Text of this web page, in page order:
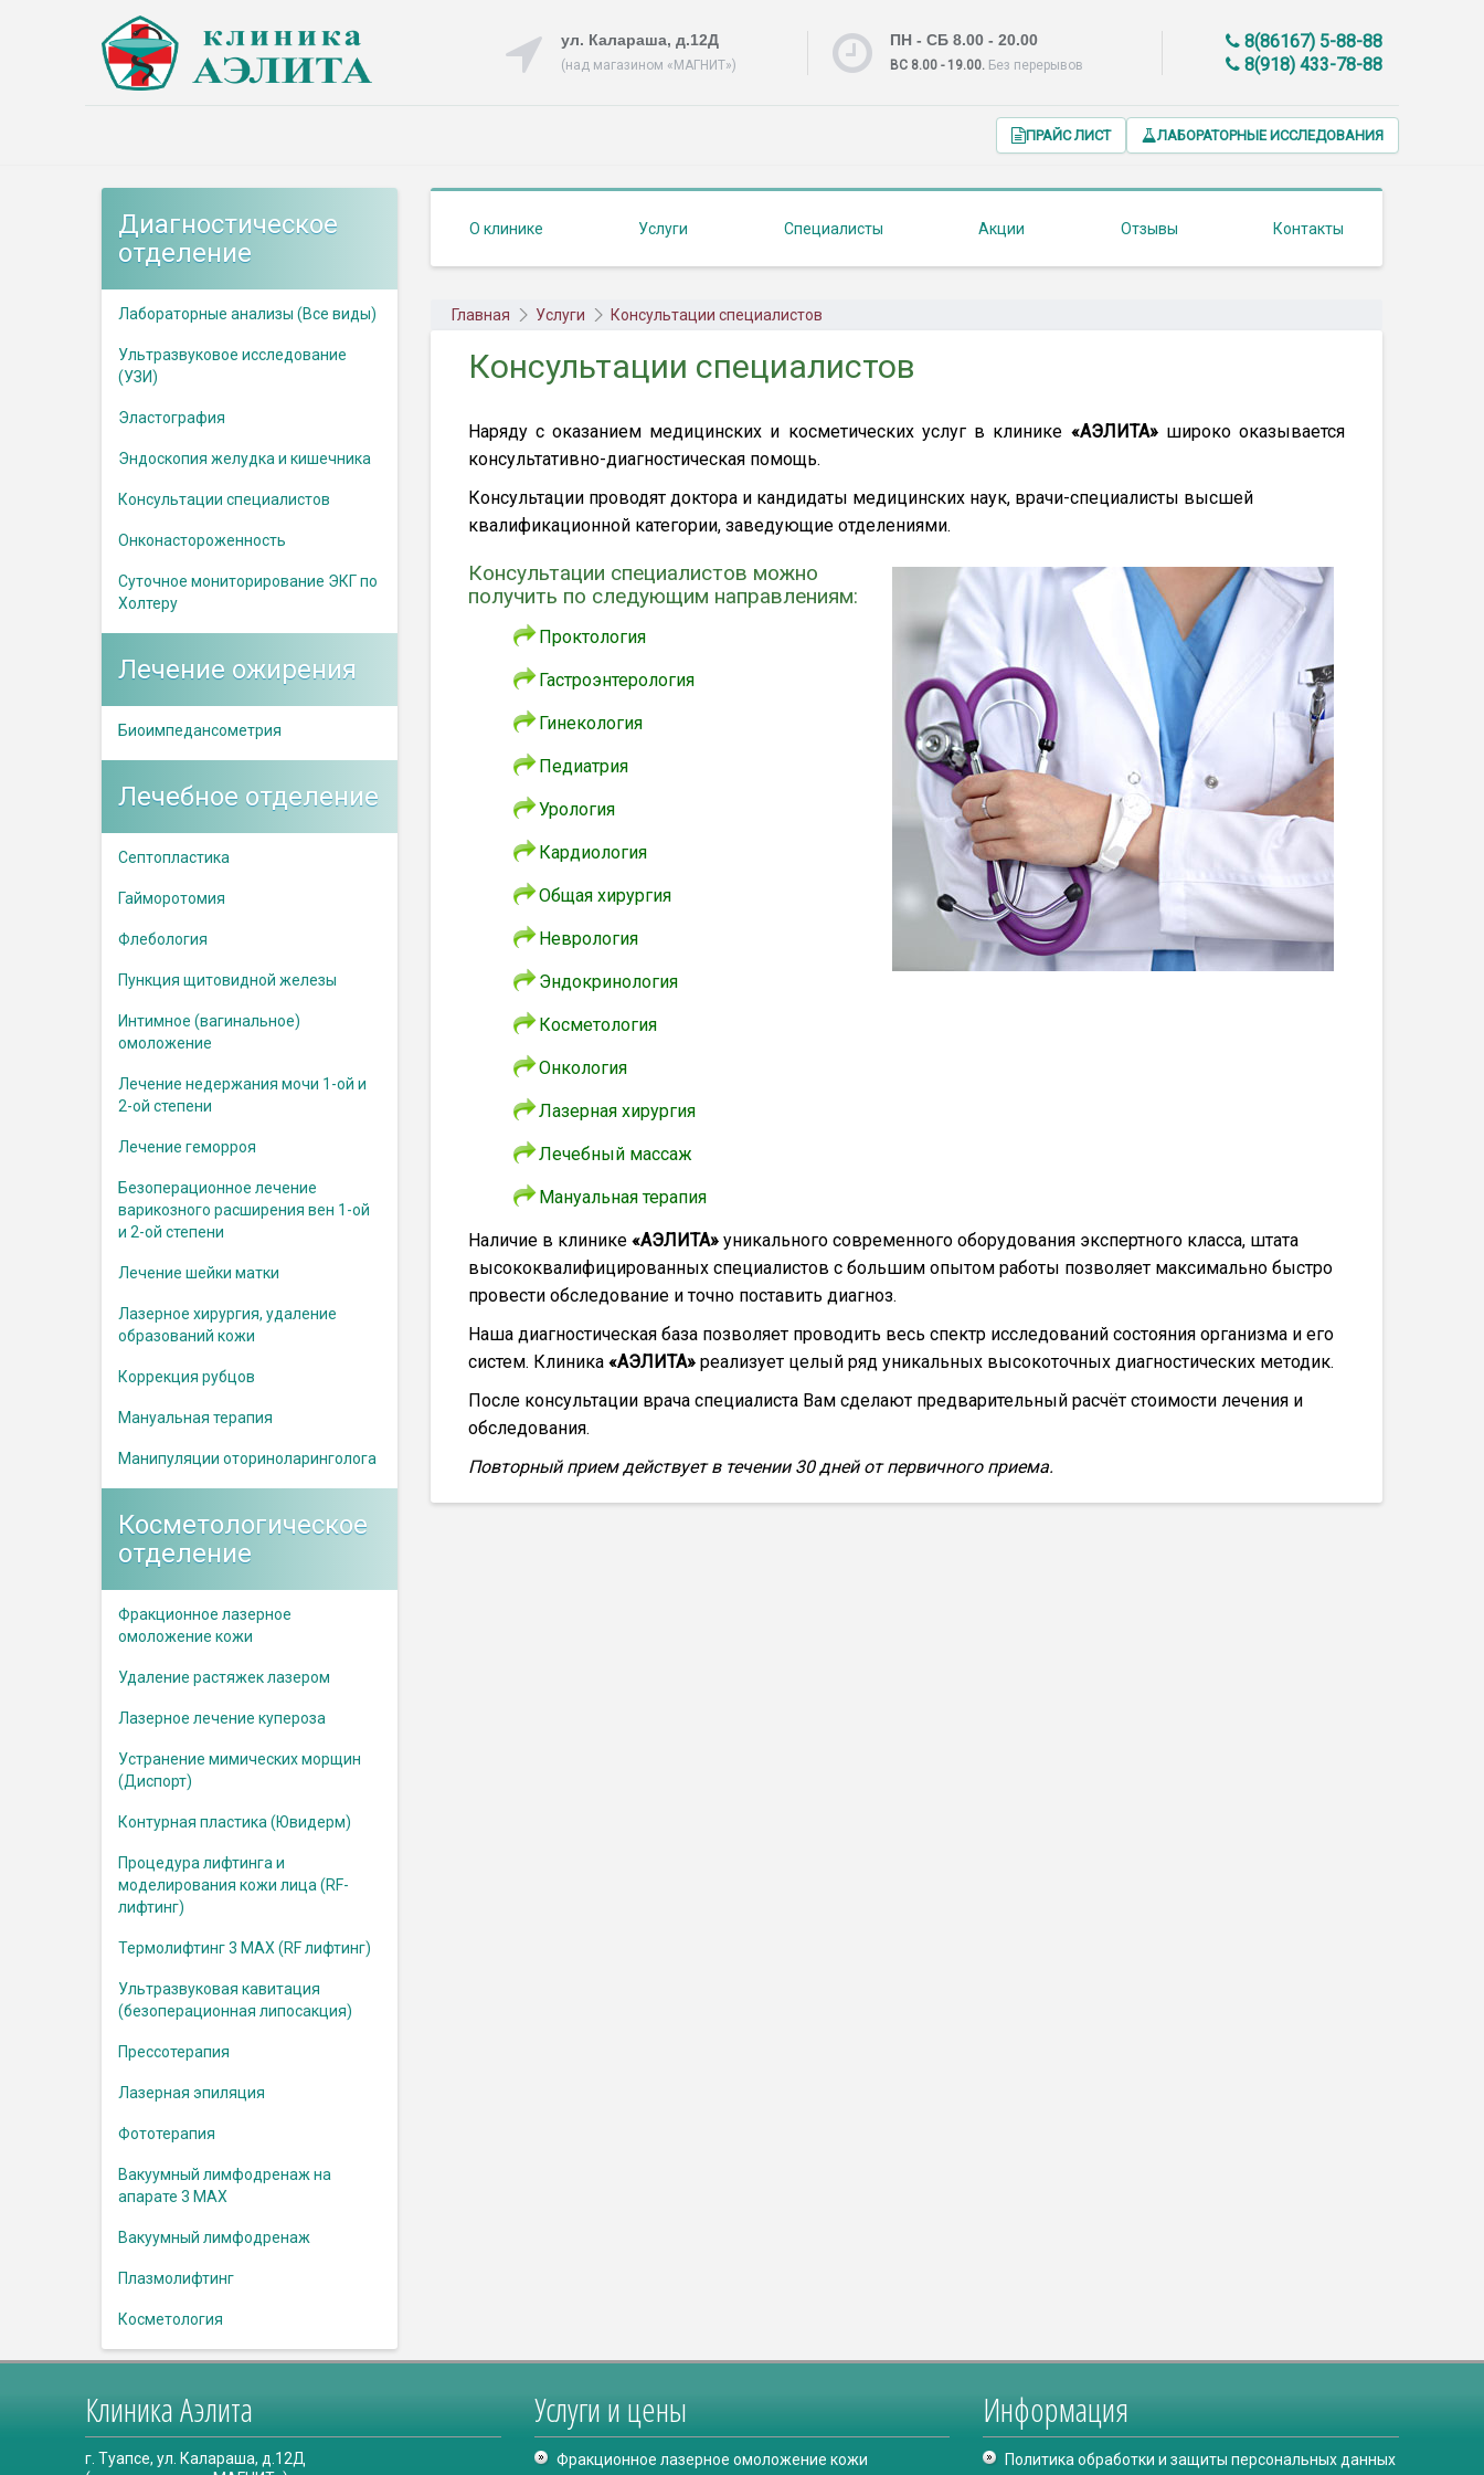
ул. Калараша, д.12Д
(над магазином «МАГНИТ»)
ПН - СБ 8.00 - 20.00
ВС 8.00 - 19.00.Без перерывов
8(86167) 5-88-88
8(918) 433-78-88
ПРАЙС ЛИСТ ЛАБОРАТОРНЫЕ ИССЛЕДОВАНИЯ
Диагностическое
отделение
Лабораторные анализы (Все виды)
Ультразвуковое исследование
(УЗИ)
Эластография
Эндоскопия желудка и кишечника
Консультации специалистов
Онконастороженность
Суточное мониторирование ЭКГ по
Холтеру
Лечение ожирения
Биоимпедансометрия
Лечебное отделение
Септопластика
Гайморотомия
Флебология
Пункция щитовидной железы
Интимное (вагинальное)
омоложение
Лечение недержания мочи 1-ой и
2-ой степени
Лечение геморроя
Безоперационное лечение
варикозного расширения вен 1-ой
и 2-ой степени
Лечение шейки матки
Лазерное хирургия, удаление
образований кожи
Коррекция рубцов
Мануальная терапия
Манипуляции оториноларинголога
Косметологическое
отделение
Фракционное лазерное
омоложение кожи
Удаление растяжек лазером
Лазерное лечение купероза
Устранение мимических морщин
(Диспорт)
Контурная пластика (Ювидерм)
Процедура лифтинга и
моделирования кожи лица (RF-
лифтинг)
Термолифтинг 3 MAX (RF лифтинг)
Ультразвуковая кавитация
(безоперационная липосакция)
Прессотерапия
Лазерная эпиляция
Фототерапия
Вакуумный лимфодренаж на
апарате 3 MAX
Вакуумный лимфодренаж
Плазмолифтинг
Косметология
О клинике Услуги Специалисты Акции Отзывы Контакты
Главная Услуги Консультации специалистов
Консультации специалистов
Наряду с оказанием медицинских и косметических услуг в клинике «АЭЛИТА»широко оказывается
консультативно-диагностическая помощь.
Консультации проводят доктора и кандидаты медицинских наук, врачи-специалисты высшей
квалификационной категории, заведующие отделениями.
Консультации специалистов можно
получить по следующим направлениям:
Проктология
Гастроэнтерология
Гинекология
Педиатрия
Урология
Кардиология
Общая хирургия
Неврология
Эндокринология
Косметология
Онкология
Лазерная хирургия
Лечебный массаж
Мануальная терапия
Наличие в клинике «АЭЛИТА»уникального современного оборудования экспертного класса, штата
высококвалифицированных специалистов с большим опытом работы позволяет максимально быстро
провести обследование и точно поставить диагноз.
Наша диагностическая база позволяет проводить весь спектр исследований состояния организма и его
систем. Клиника «АЭЛИТА»реализует целый ряд уникальных высокоточных диагностических методик.
После консультации врача специалиста Вам сделают предварительный расчёт стоимости лечения и
обследования.
Повторный прием действует в течении 30 дней от первичного приема.
Клиника Аэлита
г. Туапсе, ул. Калараша, д.12Д
Услуги и цены
Фракционное лазерное омоложение кожи
Информация
Политика обработки и защиты персональных данных